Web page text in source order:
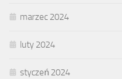
marzec 2024
luty 2024
styczeń 2024